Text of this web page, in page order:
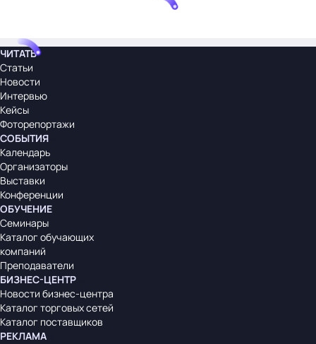
ЧИТАТЬ
Статьи
Новости
Интервью
Кейсы
Фоторепортажи
СОБЫТИЯ
Календарь
Организаторы
Выставки
Конференции
ОБУЧЕНИЕ
Семинары
Каталог обучающих
компаний
Преподаватели
БИЗНЕС-ЦЕНТР
Новости бизнес-центра
Каталог торговых сетей
Каталог поставщиков
РЕКЛАМА